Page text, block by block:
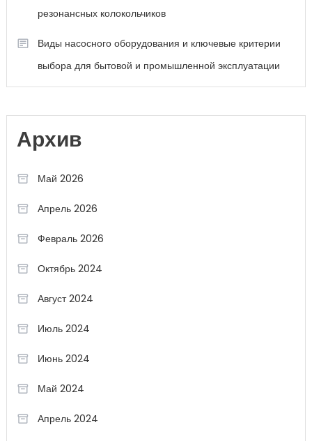
резонансных колокольчиков
Виды насосного оборудования и ключевые критерии
выбора для бытовой и промышленной эксплуатации
Архив
Май 2026
Апрель 2026
Февраль 2026
Октябрь 2024
Август 2024
Июль 2024
Июнь 2024
Май 2024
Апрель 2024